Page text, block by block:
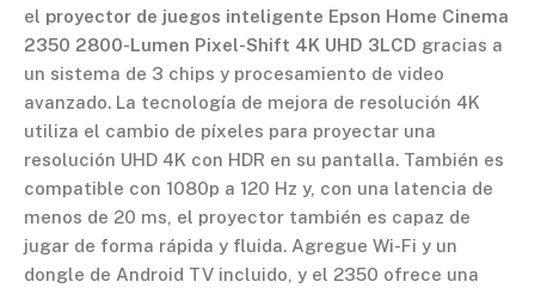
el proyector de juegos inteligente Epson Home Cinema
2350 2800-Lumen Pixel-Shift 4K UHD 3LCD gracias a
un sistema de 3 chips y procesamiento de video
avanzado. La tecnología de mejora de resolución 4K
utiliza el cambio de píxeles para proyectar una
resolución UHD 4K con HDR en su pantalla. También es
compatible con 1080p a 120 Hz y, con una latencia de
menos de 20 ms, el proyector también es capaz de
jugar de forma rápida y fluida. Agregue Wi-Fi y un
dongle de Android TV incluido, y el 2350 ofrece una